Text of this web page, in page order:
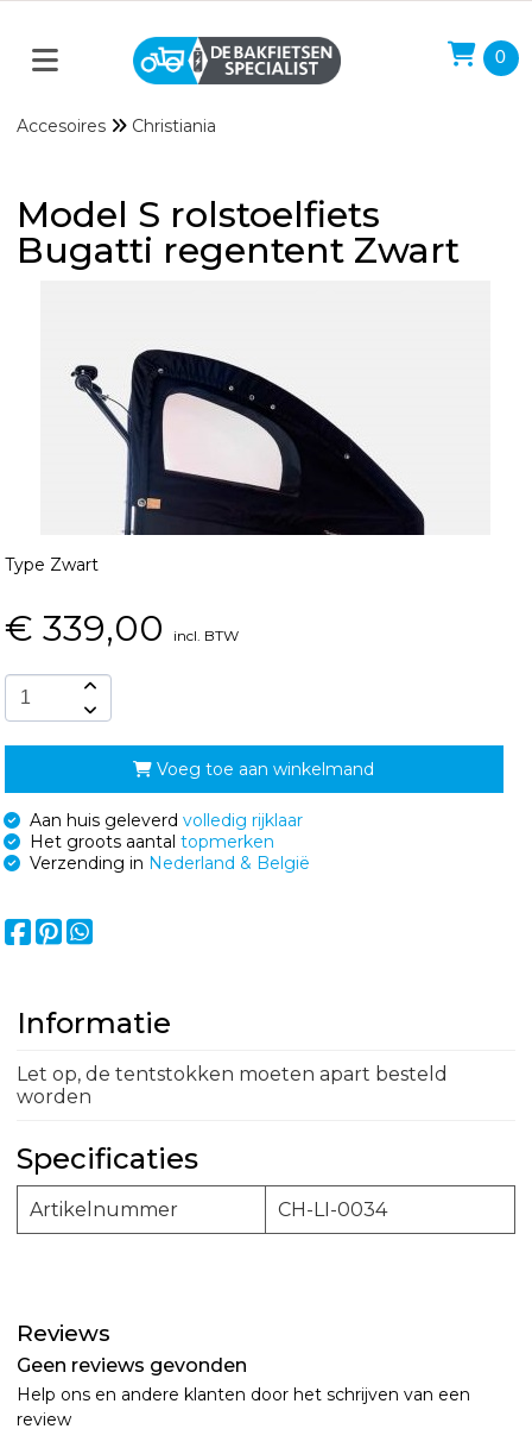
0
Accesoires Christiania
Model S rolstoelfiets
Bugatti regentent Zwart
Type Zwart
€ 339,00 incl. BTW
Voeg toe aan winkelmand
Aan huis geleverd volledig rijklaar
Het groots aantal topmerken
Verzending in Nederland & België
Informatie
Let op, de tentstokken moeten apart besteld
worden
Specificaties
Artikelnummer CH-LI-0034
Reviews
Geen reviews gevonden
Help ons en andere klanten door het schrijven van een
review